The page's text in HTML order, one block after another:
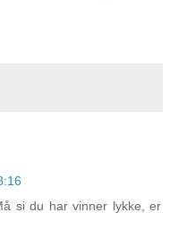
si du har vinner lykke, er